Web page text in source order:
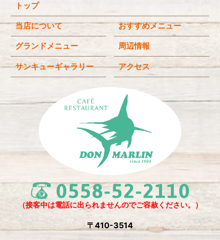
2025年9月(3)
2025年8月(4)
2025年6月(3)
2025年4月
(2)
2025年3月
(2)
2025年2月
(6)
2024年12月
(1)
2024年11月
2024年10月(1)
2024年9月(5)
2024年8月
トップ
当店について おすすめメニュー
グランドメニュー 周辺情報
サンキューギャラリー アクセス
（接客中は電話に出られませんのでご容赦ください。）
〒410-3514